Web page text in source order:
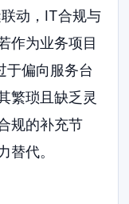
动，IT合规与
作为业务项目
于偏向服务台
繁琐且缺乏灵
规的补充节
替代。